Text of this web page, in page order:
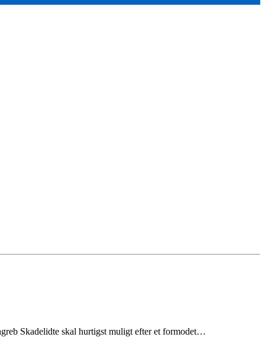
Skadelidte skal hurtigst muligt efter et formodet…